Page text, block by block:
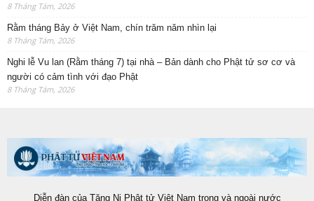
8 Tháng Tám, 2026
Rằm tháng Bảy ở Việt Nam, chín trăm năm nhìn lại
8 Tháng Tám, 2026
Nghi lễ Vu lan (Rằm tháng 7) tại nhà – Bản dành cho Phật tử sơ cơ và
người có cảm tình với đạo Phật
8 Tháng Tám, 2026
Diễn đàn của Tăng Ni Phật tử Việt Nam trong và ngoài nước